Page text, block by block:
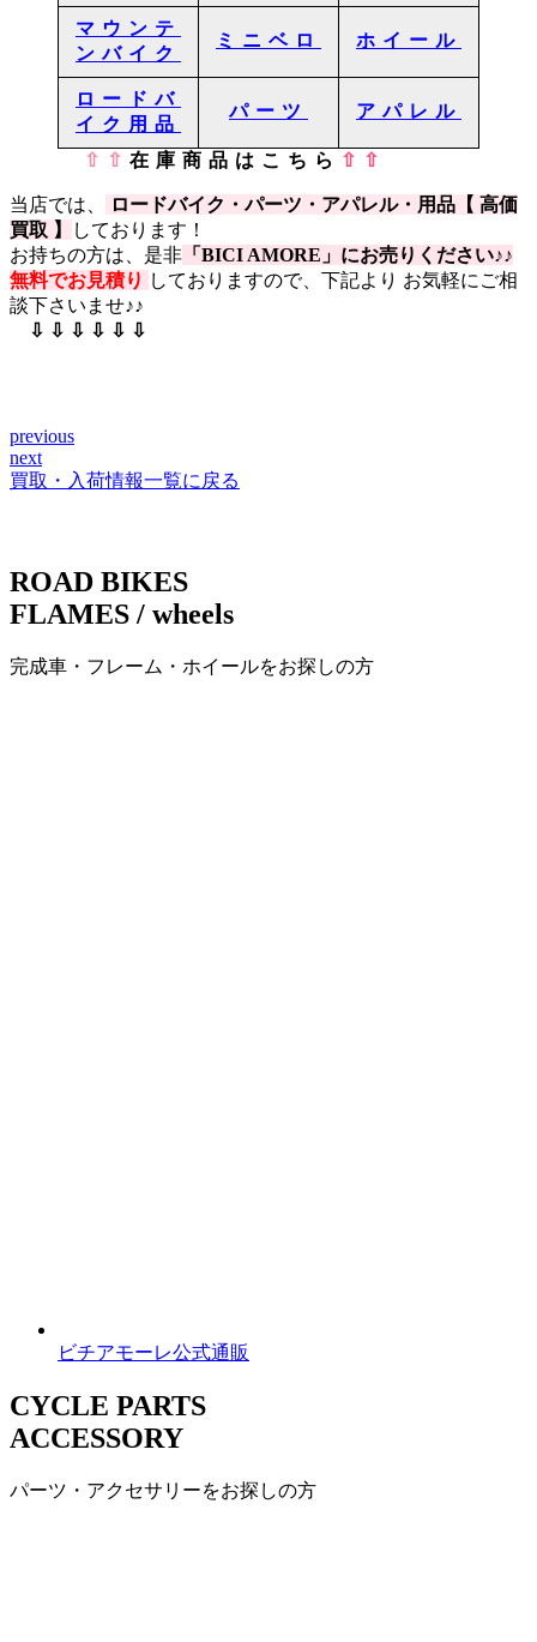
マウンテ
ンバイク
ミニベロ ホイール
ロードバ
イク用品
パーツ アパレル
⇧⇧ 在庫商品はこちら ⇧⇧
当店では、
ロードバイク・パーツ・アパレル・用品【 高価
買取 】
しております！
お持ちの方は、是非 「BICI AMORE」にお売りください♪♪
無料でお見積り しておりますので、下記より お気軽にご相
談下さいませ♪♪
⇩ ⇩ ⇩ ⇩ ⇩ ⇩
投
稿
ゲ
シ
previous
next
買取・入荷情報一覧に戻る
ROAD BIKES
FLAMES / wheels
完成車・フレーム・ホイールをお探しの方
ビチアモーレ公式通販
CYCLE PARTS
ACCESSORY
パーツ・アクセサリーをお探しの方